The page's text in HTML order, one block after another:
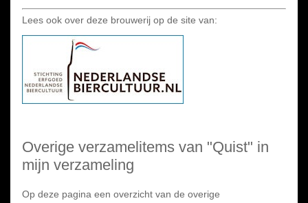
Lees ook over deze brouwerij op de site van:
Overige verzamelitems van "Quist" in
mijn verzameling
Op deze pagina een overzicht van de overige